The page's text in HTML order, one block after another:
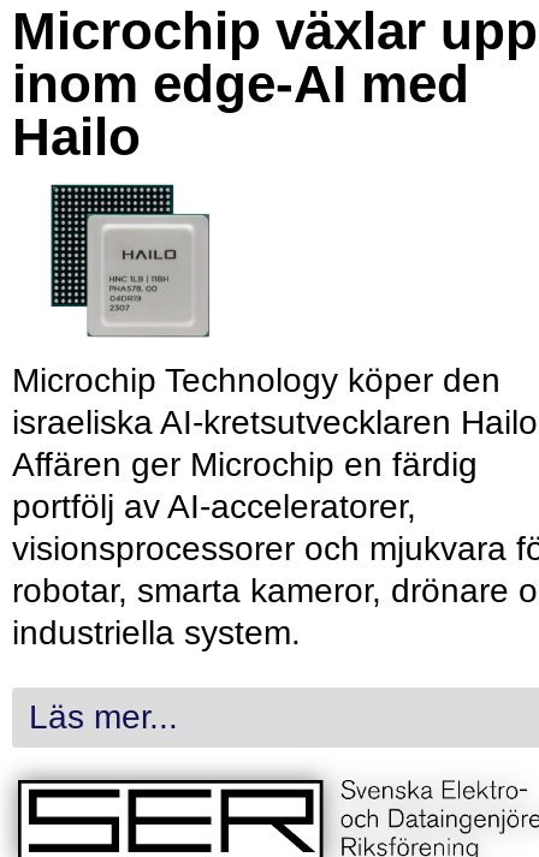
Microchip växlar upp
inom edge-AI med
Hailo
Microchip Technology köper den
israeliska AI-kretsutvecklaren
Affären ger Microchip en färdig
portfölj av AI-acceleratorer,
visionsprocessorer och mjukvara
robotar, smarta kameror, drönare
industriella system.
Läs mer...